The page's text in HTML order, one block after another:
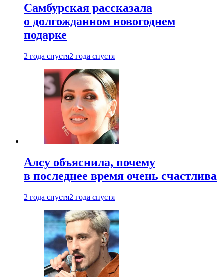
Самбурская рассказала
о долгожданном новогоднем
подарке
2 года спустя2 года спустя
Алсу объяснила, почему
в последнее время очень счастлива
2 года спустя2 года спустя